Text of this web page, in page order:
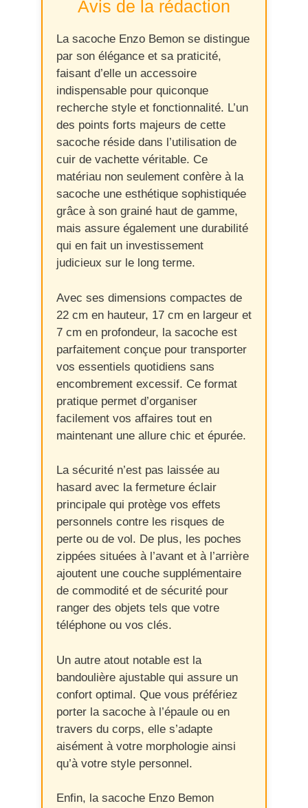
Avis de la rédaction
La sacoche Enzo Bemon se distingue
par son élégance et sa praticité,
faisant d’elle un accessoire
indispensable pour quiconque
recherche style et fonctionnalité. L’un
des points forts majeurs de cette
sacoche réside dans l’utilisation de
cuir de vachette véritable. Ce
matériau non seulement confère à la
sacoche une esthétique sophistiquée
grâce à son grainé haut de gamme,
mais assure également une durabilité
qui en fait un investissement
judicieux sur le long terme.
Avec ses dimensions compactes de
22 cm en hauteur, 17 cm en largeur et
7 cm en profondeur, la sacoche est
parfaitement conçue pour transporter
vos essentiels quotidiens sans
encombrement excessif. Ce format
pratique permet d’organiser
facilement vos affaires tout en
maintenant une allure chic et épurée.
La sécurité n’est pas laissée au
hasard avec la fermeture éclair
principale qui protège vos effets
personnels contre les risques de
perte ou de vol. De plus, les poches
zippées situées à l’avant et à l’arrière
ajoutent une couche supplémentaire
de commodité et de sécurité pour
ranger des objets tels que votre
téléphone ou vos clés.
Un autre atout notable est la
bandoulière ajustable qui assure un
confort optimal. Que vous préfériez
porter la sacoche à l’épaule ou en
travers du corps, elle s’adapte
aisément à votre morphologie ainsi
qu’à votre style personnel.
Enfin, la sacoche Enzo Bemon